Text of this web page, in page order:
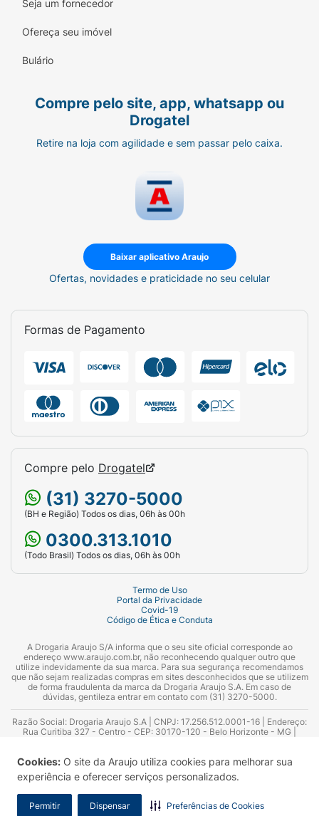
Cookies: O site da Araujo utiliza cookies para melhorar sua
experiência e oferecer serviços personalizados.
Permitir Dispensar Preferências de Cookies
Seja um fornecedor
Ofereça seu imóvel
Bulário
Compre pelo site, app, whatsapp ou
Drogatel
Retire na loja com agilidade e sem passar pelo caixa.
Baixar aplicativo Araujo
Ofertas, novidades e praticidade no seu celular
Formas de Pagamento
Compre pelo Drogatel
(31) 3270-5000
(BH e Região) Todos os dias, 06h às 00h
0300.313.1010
(Todo Brasil) Todos os dias, 06h às 00h
Termo de Uso
Portal da Privacidade
Covid-19
Código de Ética e Conduta
A Drogaria Araujo S/A informa que o seu site oficial corresponde ao
endereço www.araujo.com.br, não reconhecendo qualquer outro que
utilize indevidamente da sua marca. Para sua segurança recomendamos
que não sejam realizadas compras em sites desconhecidos que se utilizem
de forma fraudulenta da marca da Drogaria Araujo S.A. Em caso de
dúvidas, gentileza entrar em contato com (31) 3270-5000.
Razão Social: Drogaria Araujo S.A | CNPJ: 17.256.512.0001-16 | Endereço:
Rua Curitiba 327 - Centro - CEP: 30170-120 - Belo Horizonte - MG |
Azevedo Guimarães – CRF 10.965 | Yasmin Silva Alvarenga – CRF 52.584 -
Consultor substituto: Thiago Aguiar Pinheiro - CRF Nº 13.748. Alvará
Sanitário: 2025020713 | Autorização de Funcionamento da Empresa (AFE):